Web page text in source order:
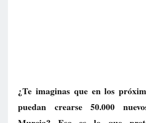
¿Te imaginas que en los
puedan crearse 50.000